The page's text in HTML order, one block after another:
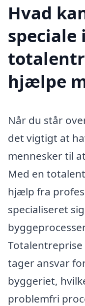
Hvad
speciale i
hjælpe
Når du står
det vigtigt at
mennesker til
Med en
hjælp fra
specialiseret
tager ansvar
byggeriet,
problemfri